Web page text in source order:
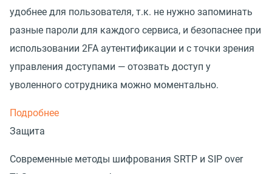
удобнее для пользователя, т.к. не нужно запоминать
разные пароли для каждого сервиса, и безопаснее при
использовании 2FA аутентификации и с точки зрения
управления доступами — отозвать доступ у
уволенного сотрудника можно моментально.
Подробнее
Защита
Современные методы шифрования SRTP и SIP over